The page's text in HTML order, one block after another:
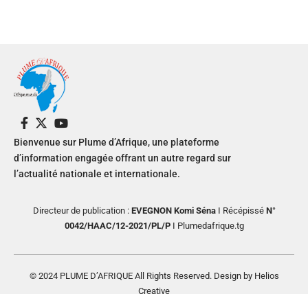
Bienvenue sur Plume d’Afrique, une plateforme
d’information engagée offrant un autre regard sur
l’actualité nationale et internationale.
Directeur de publication : EVEGNON Komi SénaI RécépisséN°
0042/HAAC/12-2021/PL/PI Plumedafrique.tg
© 2024 PLUME D’AFRIQUE All Rights Reserved. Design by Helios
Creative